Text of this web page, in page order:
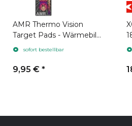
AMR Thermo Vision
Target Pads - Wärmebild
Zielpads 10 Stück
sofort bestellbar
9,95 € *